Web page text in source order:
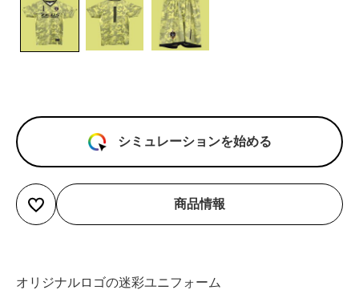
シミュレーションを始める
商品情報
オリジナルロゴの迷彩ユニフォーム